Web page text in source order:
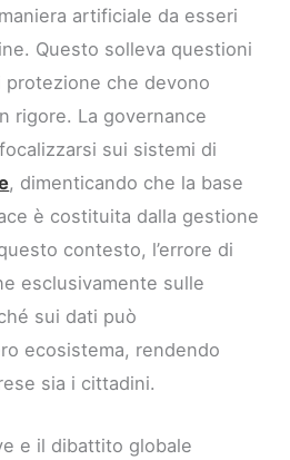
artificiale da esseri
Questo solleva questioni
che devono
rigore. La governance
sui sistemi di
, dimenticando che la base
è costituita dalla gestione
contesto, l’errore di
esclusivamente sulle
sui dati può
ecosistema, rendendo
sia i cittadini.
e il dibattito globale